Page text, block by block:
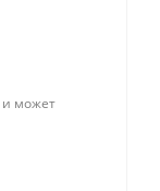
и может